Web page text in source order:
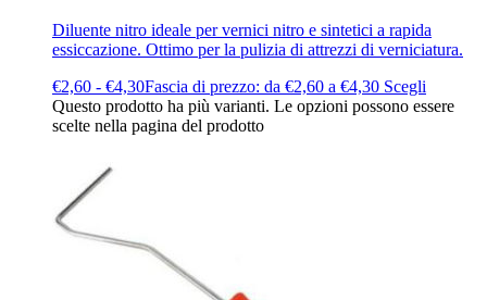
Diluente nitro ideale per vernici nitro e sintetici a rapida
essiccazione. Ottimo per la pulizia di attrezzi di verniciatura.
€2,60 - €4,30Fascia di prezzo: da €2,60 a €4,30 Scegli
Questo prodotto ha più varianti. Le opzioni possono essere
scelte nella pagina del prodotto